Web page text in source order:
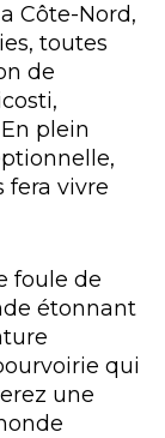
Côte-Nord,
toutes
de
plein
fera vivre
foule de
étonnant
qui
une